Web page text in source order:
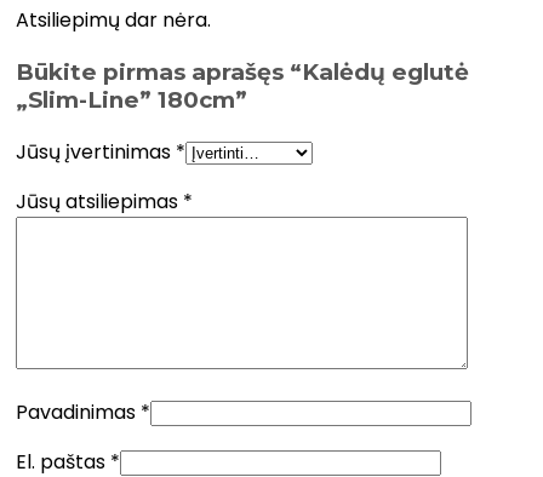
Atsiliepimų dar nėra.
Būkite pirmas aprašęs “Kalėdų eglutė
„Slim-Line” 180cm”
Jūsų įvertinimas *
Jūsų atsiliepimas *
Pavadinimas *
El. paštas *